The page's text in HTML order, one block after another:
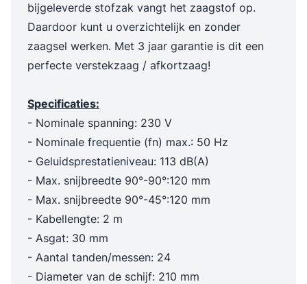
bijgeleverde stofzak vangt het zaagstof op.
Daardoor kunt u overzichtelijk en zonder
zaagsel werken. Met 3 jaar garantie is dit een
perfecte verstekzaag / afkortzaag!
Specificaties:
- Nominale spanning: 230 V
- Nominale frequentie (fn) max.: 50 Hz
- Geluidsprestatieniveau: 113 dB(A)
- Max. snijbreedte 90°-90°:120 mm
- Max. snijbreedte 90°-45°:120 mm
- Kabellengte: 2 m
- Asgat: 30 mm
- Aantal tanden/messen: 24
- Diameter van de schijf: 210 mm